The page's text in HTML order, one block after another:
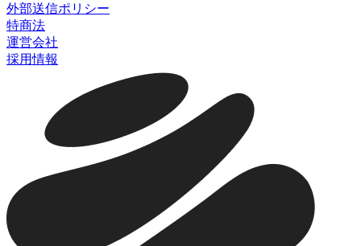
外部送信ポリシー
特商法
運営会社
採用情報